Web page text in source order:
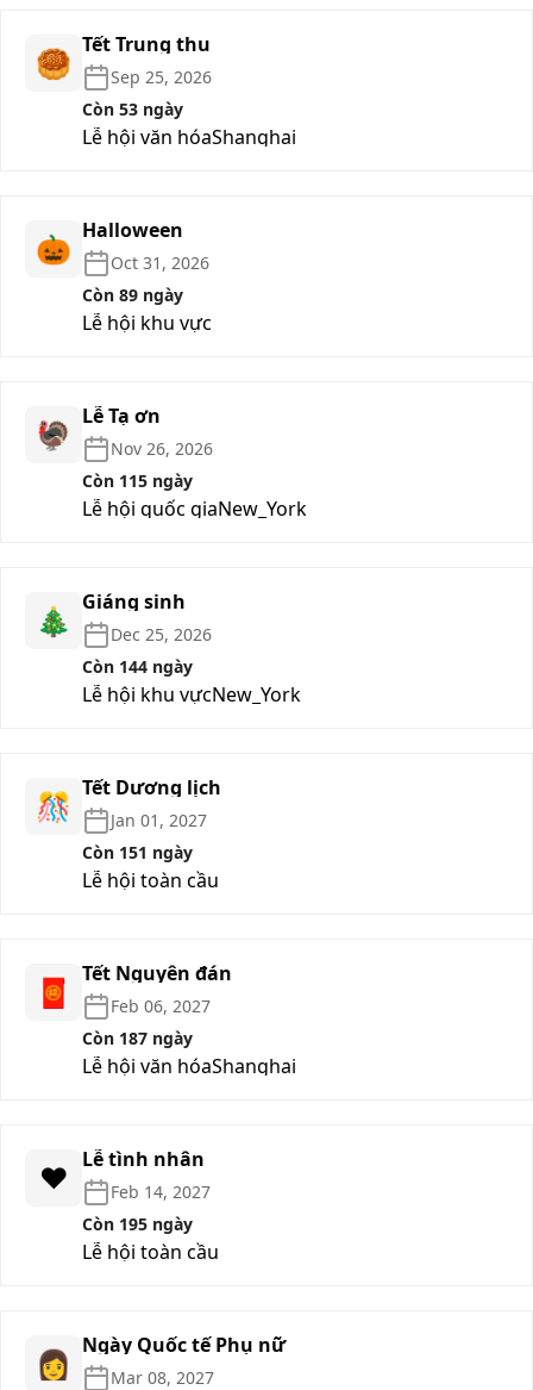
🥮 Tết Trung thu
Sep 25, 2026
Còn 53 ngày
Lễ hội văn hóaShanghai
🎃 Halloween
Oct 31, 2026
Còn 89 ngày
Lễ hội khu vực
🦃 Lễ Tạ ơn
Nov 26, 2026
Còn 115 ngày
Lễ hội quốc giaNew_York
🎄 Giáng sinh
Dec 25, 2026
Còn 144 ngày
Lễ hội khu vựcNew_York
🎊 Tết Dương lịch
Jan 01, 2027
Còn 151 ngày
Lễ hội toàn cầu
🧧 Tết Nguyên đán
Feb 06, 2027
Còn 187 ngày
Lễ hội văn hóaShanghai
❤️ Lễ tình nhân
Feb 14, 2027
Còn 195 ngày
Lễ hội toàn cầu
👩 Ngày Quốc tế Phụ nữ
Mar 08, 2027